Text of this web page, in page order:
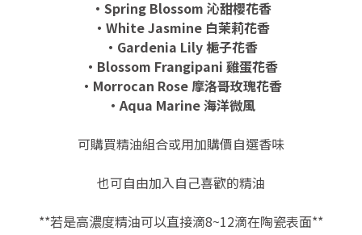
・Spring Blossom 沁甜櫻花香
・White Jasmine 白茉莉花香
・Gardenia Lily 梔子花香
・Blossom Frangipani 雞蛋花香
・Morrocan Rose 摩洛哥玫瑰花香
・Aqua Marine 海洋微風
可購買精油組合或用加購價自選香味
也可自由加入自己喜歡的精油
**若是高濃度精油可以直接滴8~12滴在陶瓷表面**